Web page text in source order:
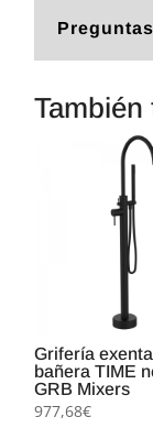
Grifería
bañera TIME
GRB Mixers
977,68€